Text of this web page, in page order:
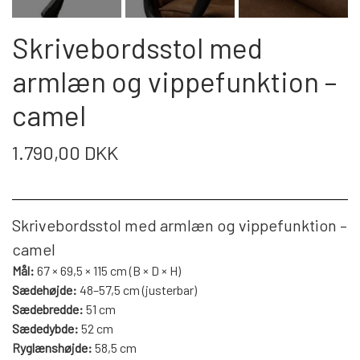
DAYBED/CHAISELONG
ENTRE
REOL EDGE
REOL MISTRAL
VÆGPANELER
SPEJLE
BELYSNING
VÆGPANELER
VÆGPANELER
VÆGPANELER
SPEJLE
SPEJLE
PARKERING
MONTERING & LEVERING
OM OS
Skrivebordsstol med
armlæn og vippefunktion –
camel
1.790,00 DKK
Skrivebordsstol med armlæn og vippefunktion –
camel
Mål: 67 × 69,5 × 115 cm (B × D × H)
Sædehøjde: 48–57,5 cm (justerbar)
Sædebredde: 51 cm
Sædedybde: 52 cm
Ryglænshøjde: 58,5 cm